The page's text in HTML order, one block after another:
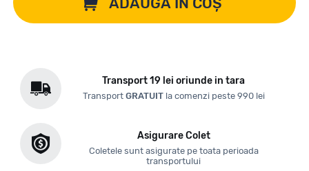
Transport 19 lei oriunde in tara
Transport GRATUITla comenzi peste 990 lei
Asigurare Colet
Coletele sunt asigurate pe toata perioada
transportului